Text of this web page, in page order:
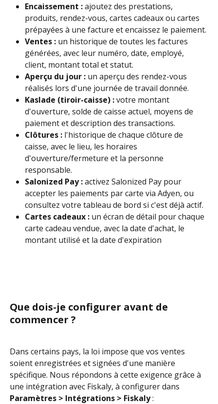
Encaissement : ajoutez des prestations,
produits, rendez-vous, cartes cadeaux ou cartes
prépayées à une facture et encaissez le paiement.
Ventes : un historique de toutes les factures
générées, avec leur numéro, date, employé,
client, montant total et statut.
Aperçu du jour : un aperçu des rendez-vous
réalisés lors d'une journée de travail donnée.
Kaslade (tiroir-caisse) : votre montant
d'ouverture, solde de caisse actuel, moyens de
paiement et description des transactions.
Clôtures : l'historique de chaque clôture de
caisse, avec le lieu, les horaires
d'ouverture/fermeture et la personne
responsable.
Salonized Pay : activez Salonized Pay pour
accepter les paiements par carte via Adyen, ou
consultez votre tableau de bord si c'est déjà actif.
Cartes cadeaux : un écran de détail pour chaque
carte cadeau vendue, avec la date d'achat, le
montant utilisé et la date d'expiration
Que dois-je configurer avant de
commencer ?
Dans certains pays, la loi impose que vos ventes
soient enregistrées et signées d'une manière
spécifique. Nous répondons à cette exigence grâce à
une intégration avec Fiskaly, à configurer dans
Paramètres > Intégrations > Fiskaly :